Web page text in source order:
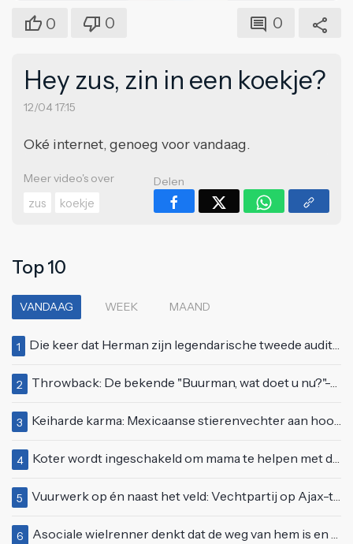
0 0 0
Hey zus, zin in een koekje?
12/04 17:15
Oké internet, genoeg voor vandaag.
Meer video's over
zus
koekje
Delen
Top 10
VANDAAG WEEK MAAND
1 Die keer dat Herman zijn legendarische tweede auditie bij Idols deed
2 Throwback: De bekende "Buurman, wat doet u nu?"-scène uit Flodder met Tatjana Šimić
3 Keiharde karma: Mexicaanse stierenvechter aan hoorn gespietst voor ogen van duizenden toeschouwers
4 Koter wordt ingeschakeld om mama te helpen met de perfecte vakantiefoto te maken
5 Vuurwerk op én naast het veld: Vechtpartij op Ajax-tribune tussen supporters en stewards
6 Asociale wielrenner denkt dat de weg van hem is en blokkeert passerende automobilist